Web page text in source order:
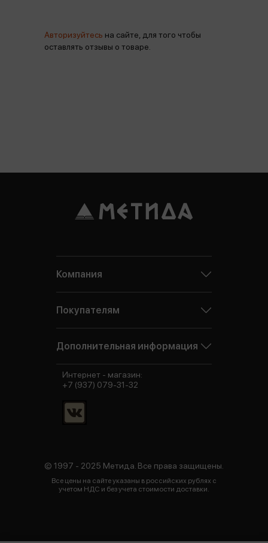
Авторизуйтесь на сайте, для того чтобы
оставлять отзывы о товаре.
Компания
Покупателям
Дополнительная информация
© 1997 - 2025 Метида. Все права защищены.
Все цены на сайте указаны в российских рублях с
учетом НДС и без учета стоимости доставки.
Интернет - магазин:
+7 (937) 079-31-32